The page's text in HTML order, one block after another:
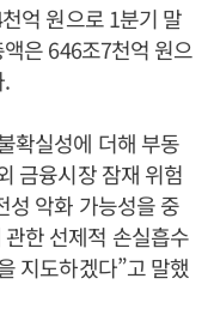
억 원으로 1분기 말
은 646조7천억 원으
.
확실성에 더해 부동
금융시장 잠재 위험
성 악화 가능성을 중
한 선제적 손실흡수
지도하겠다”고 말했